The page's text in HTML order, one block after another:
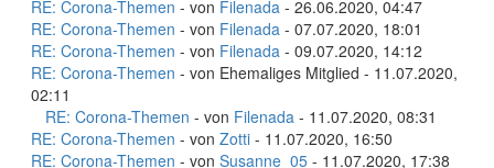
RE: Corona-Themen - von Filenada - 26.06.2020, 04:47
RE: Corona-Themen - von Filenada - 07.07.2020, 18:01
RE: Corona-Themen - von Filenada - 09.07.2020, 14:12
RE: Corona-Themen - von Ehemaliges Mitglied - 11.07.2020,
02:11
RE: Corona-Themen - von Filenada - 11.07.2020, 08:31
RE: Corona-Themen - von Zotti - 11.07.2020, 16:50
RE: Corona-Themen - von Susanne_05 - 11.07.2020, 17:38